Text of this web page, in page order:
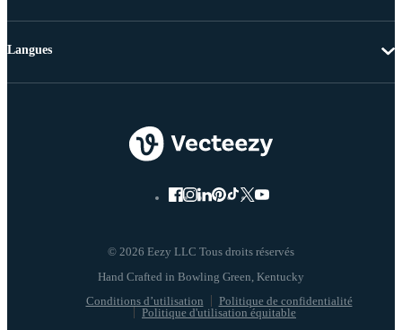
© 2026 Eezy LLC Tous droits réservés
Conditions d’utilisation
Politique de confidentialité
Politique d'utilisation équitable
Langues